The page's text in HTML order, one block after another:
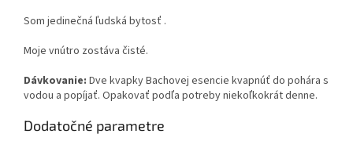
Som jedinečná ľudská bytosť .
Moje vnútro zostáva čisté.
Dávkovanie: Dve kvapky Bachovej esencie kvapnúť do pohára s
vodou a popíjať. Opakovať podľa potreby niekoľkokrát denne.
Dodatočné parametre